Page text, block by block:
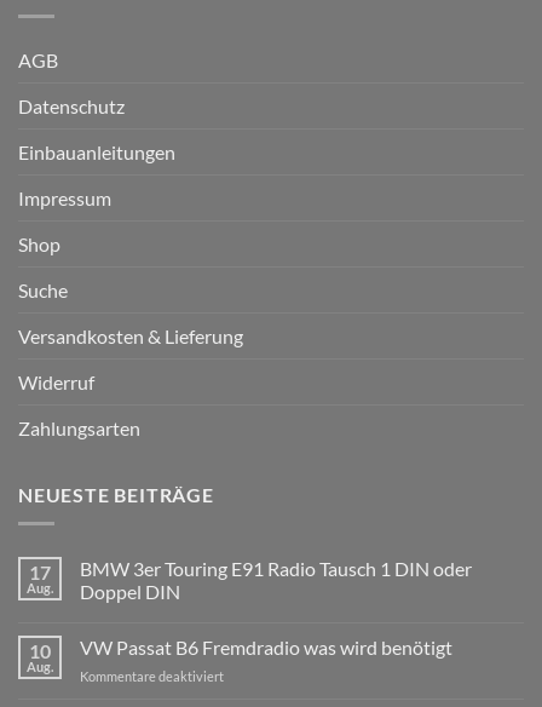
AGB
Datenschutz
Einbauanleitungen
Impressum
Shop
Suche
Versandkosten & Lieferung
Widerruf
Zahlungsarten
NEUESTE BEITRÄGE
17
Aug.
BMW 3er Touring E91 Radio Tausch 1 DIN oder
Doppel DIN
zu
3er
10
Aug.
VW Passat B6 Fremdradio was wird benötigt
Kommentare deaktiviertfür